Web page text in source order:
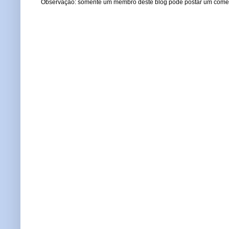
Observação: somente um membro deste blog pode postar um